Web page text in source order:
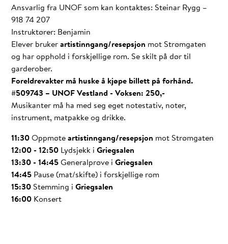
Ansvarlig fra UNOF som kan kontaktes: Steinar Rygg –
918 74 207
Instruktører: Benjamin
Elever brukerartistinngang/resepsjon mot Strømgaten
og har opphold i forskjellige rom. Se skilt på dør til
garderober.
Foreldrevakter må huske å kjøpe billett på forhånd.
#509743 – UNOF Vestland - Voksen: 250,-
Musikanter må ha med seg eget notestativ, noter,
instrument, matpakke og drikke.
11:30Oppmøteartistinngang/resepsjon mot Strømgaten
12:00 - 12:50 Lydsjekk iGriegsalen
13:30 - 14:45Generalprøve iGriegsalen
14:45 Pause (mat/skifte) i forskjellige rom
15:30 Stemming iGriegsalen
16:00 Konsert